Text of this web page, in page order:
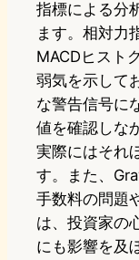
指標による分
ます。相対力
MACDヒスト
弱気を示して
な警告信号に
値を確認しな
実際にはそれ
す。また、
手数料の問題
は、投資家の
にも影響を及